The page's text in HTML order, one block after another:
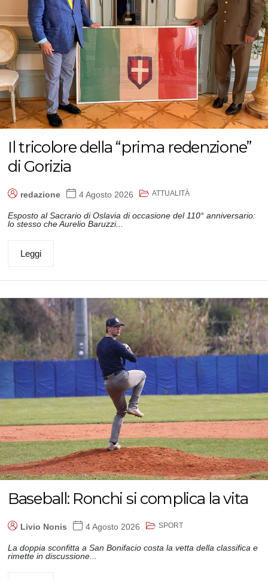
Il tricolore della “prima redenzione”
di Gorizia
redazione 4 Agosto 2026 ATTUALITÀ
Esposto al Sacrario di Oslavia di occasione del 110° anniversario:
lo stesso che Aurelio Baruzzi...
Leggi
Baseball: Ronchi si complica la vita
Livio Nonis 4 Agosto 2026 SPORT
La doppia sconfitta a San Bonifacio costa la vetta della classifica e
rimette in discussione...